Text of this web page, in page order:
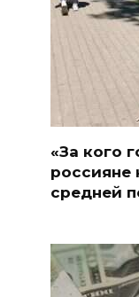
«За кого
россияне
средней